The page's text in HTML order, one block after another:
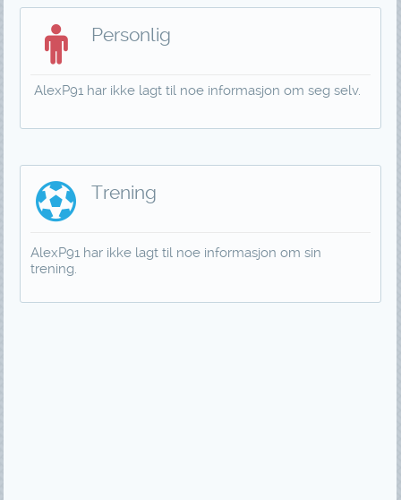
Personlig
AlexP91 har ikke lagt til noe informasjon om seg selv.
Trening
AlexP91 har ikke lagt til noe informasjon om sin
trening.